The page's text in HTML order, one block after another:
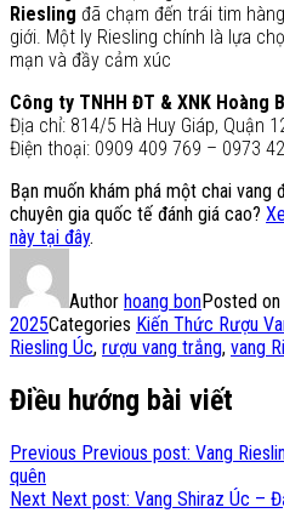
Riesling đã chạm đến trái tim
giới. Một ly Riesling chính là lựa
mạn và đầy cảm xúc
Công ty TNHH ĐT & XNK Hoàng
Địa chỉ: 814/5 Hà Huy Giáp, Quận
Điện thoại: 0909 409 769 – 0973
Bạn muốn khám phá một chai
chuyên gia quốc tế đánh giá cao?
này tại đây.
Author hoang bonPosted on
2025Categories Kiến Thức Rượu
Riesling Úc, rượu vang trắng, vang
Điều hướng bài viết
Previous Previous post: Vang
quên
Next Next post: Vang Shiraz Úc –